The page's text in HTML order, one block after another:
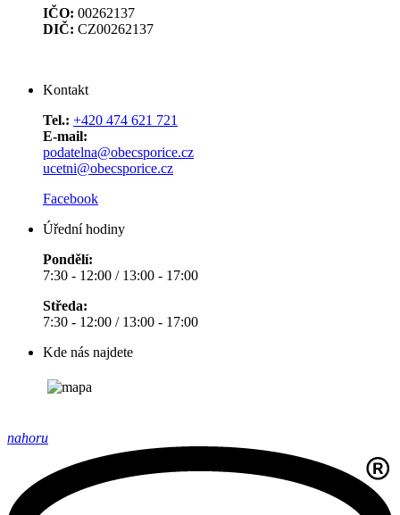
IČO: 00262137
DIČ: CZ00262137
Kontakt
Tel.: +420 474 621 721
E-mail:
podatelna@obecsporice.cz
ucetni@obecsporice.cz
Facebook
Úřední hodiny
Pondělí:
7:30 - 12:00 / 13:00 - 17:00
Středa:
7:30 - 12:00 / 13:00 - 17:00
Kde nás najdete
nahoru